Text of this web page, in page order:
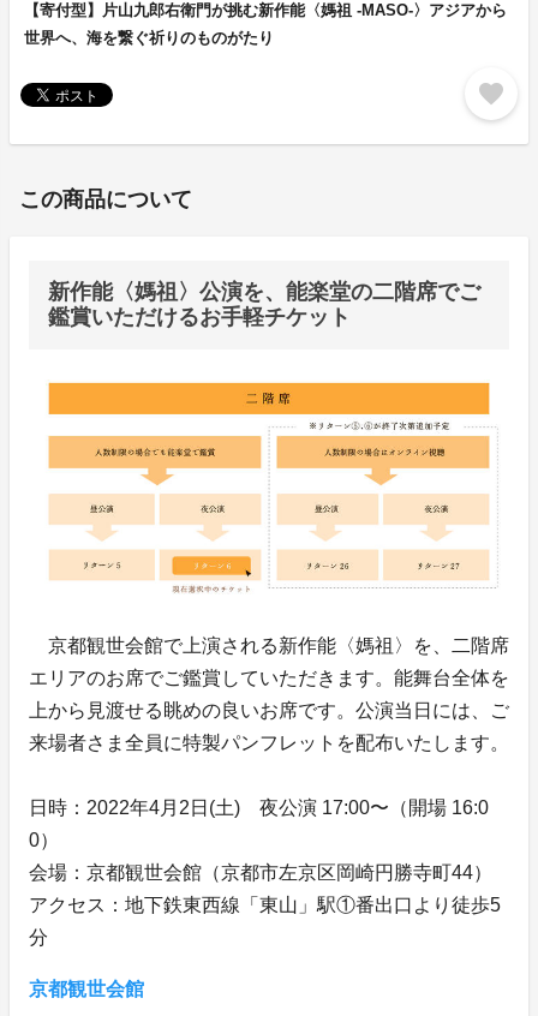
【寄付型】片山九郎右衛門が挑む新作能〈媽祖 -MASO-〉アジアから
世界へ、海を繋ぐ祈りのものがたり
favorite
この商品について
新作能〈媽祖〉公演を、能楽堂の二階席でご
鑑賞いただけるお手軽チケット
京都観世会館で上演される新作能〈媽祖〉を、二階席
エリアのお席でご鑑賞していただきます。能舞台全体を
上から見渡せる眺めの良いお席です。公演当日には、ご
来場者さま全員に特製パンフレットを配布いたします。
日時：2022年4月2日(土) 夜公演 17:00〜（開場 16:0
0）
会場：京都観世会館（京都市左京区岡崎円勝寺町44）
アクセス：地下鉄東西線「東山」駅①番出口より徒歩5
分
京都観世会館